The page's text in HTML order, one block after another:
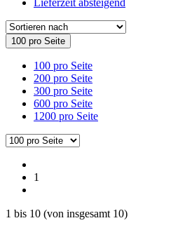
100 pro Seite
100 pro Seite
200 pro Seite
300 pro Seite
600 pro Seite
1200 pro Seite
1
1 bis 10 (von insgesamt 10)